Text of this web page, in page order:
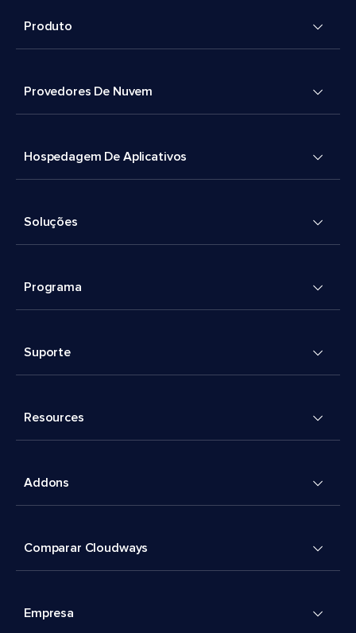
Produto
Provedores De Nuvem
Hospedagem De Aplicativos
Soluções
Programa
Suporte
Resources
Addons
Comparar Cloudways
Empresa